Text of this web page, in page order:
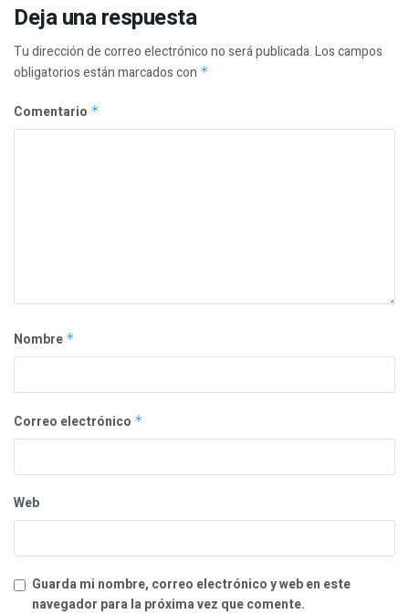
Deja una respuesta
Tu dirección de correo electrónico no será publicada.Los campos
obligatorios están marcados con *
Comentario *
Nombre *
Correo electrónico *
Web
Guarda mi nombre, correo electrónico y web en este
navegador para la próxima vez que comente.